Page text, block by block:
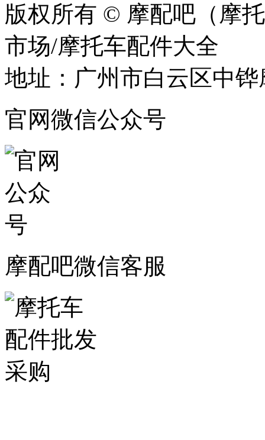
版权所有 © 摩配吧（摩
市场/摩托车配件大全
地址：广州市白云区中
官网微信公众号
摩配吧微信客服